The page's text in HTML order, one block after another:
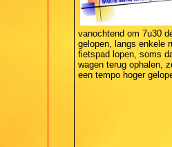
vanochtend om 7u30
gelopen, langs enkele
fietspad lopen, soms
wagen terug ophalen,
een tempo hoger